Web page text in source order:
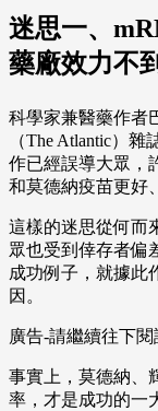
迷思一、
藥廠效力不
科學家兼醫藥作者
（The Atlantic）
作已經誤導大眾，
和莫德納疫苗更好
這樣的迷思從何而
眾也受到倖存者偏
成功例子，就據此
因。
廣告-請繼續往下閱
事實上，莫德納、
率，才是成功的一